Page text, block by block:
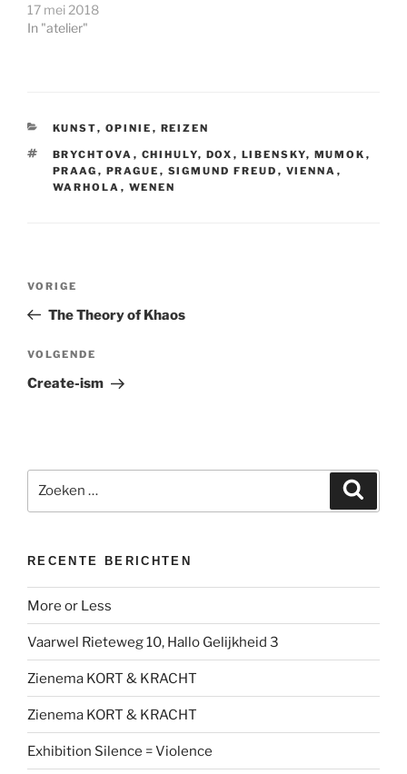
17 mei 2018
In "atelier"
CATEGORIEËN
KUNST, OPINIE , REIZEN
TAGS
BRYCHTOVA , CHIHULY, DOX , LIBENSKY, MUMOK ,
PRAAG , PRAGUE , SIGMUND FREUD , VIENNA ,
WARHOLA , WENEN
Vorig
bericht
VORIGE
The Theory of Khaos
Volgend
bericht
VOLGENDE
Create-ism
naar:
RECENTE BERICHTEN
More or Less
Vaarwel Rieteweg 10, Hallo Gelijkheid 3
Zienema KORT & KRACHT
Zienema KORT & KRACHT
Exhibition Silence = Violence